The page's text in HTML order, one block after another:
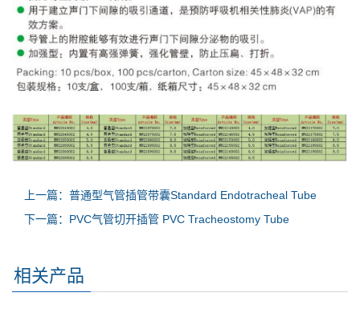
上一篇：普通型气管插管带囊Standard Endotracheal Tube
下一篇：PVC气管切开插管 PVC Tracheostomy Tube
相关产品